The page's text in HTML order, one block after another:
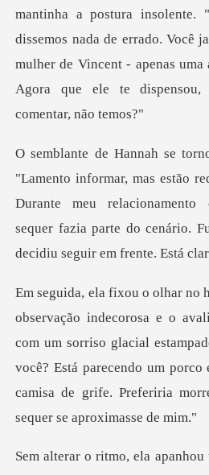
dissemos nada de errado. Você
mulher de Vincent - apenas u
Durante meu
sequer fazia p
com um sorriso glacial
você? Está parecendo um porco